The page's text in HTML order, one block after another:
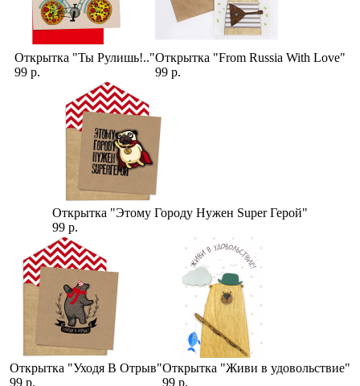
Открытка "Ты Рулишь!.."
99 р.
Открытка "From Russia With Love"
99 р.
Открытка "Этому Городу Нужен Super Герой"
99 р.
Открытка "Уходя В Отрыв"
99 р.
Открытка "Живи в удовольствие"
99 р.